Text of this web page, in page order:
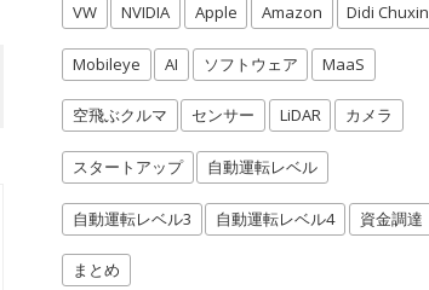
VW NVIDIA Apple Amazon Didi
Mobileye AI ソフトウェア MaaS
空飛ぶクルマ センサー LiDAR カメラ
スタートアップ 自動運転レベル
自動運転レベル3 自動運転レベル4 資金調達
まとめ